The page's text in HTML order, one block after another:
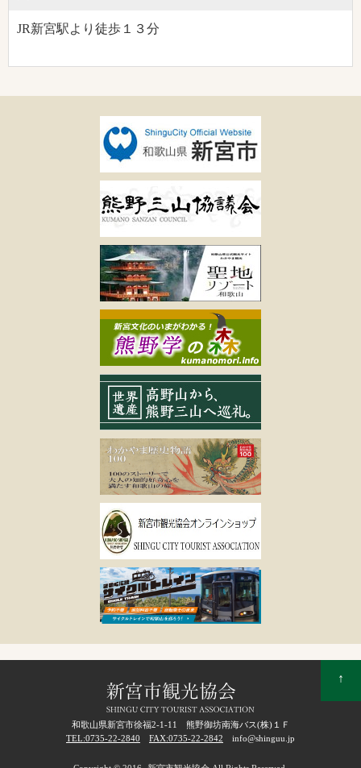
JR新宮駅より徒歩１３分
↑
和歌山県新宮市徐福2-1-11 熊野御坊南海バス(株)１Ｆ
TEL:0735-22-2840
FAX:0735-22-2842 info@shinguu.jp